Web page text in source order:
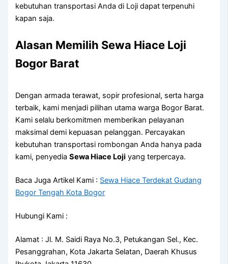
kebutuhan transportasi Anda di Loji dapat terpenuhi
kapan saja.
Alasan Memilih Sewa Hiace Loji
Bogor Barat
Dengan armada terawat, sopir profesional, serta harga
terbaik, kami menjadi pilihan utama warga Bogor Barat.
Kami selalu berkomitmen memberikan pelayanan
maksimal demi kepuasan pelanggan. Percayakan
kebutuhan transportasi rombongan Anda hanya pada
kami, penyediaSewa Hiace Loji yang terpercaya.
Baca Juga Artikel Kami : Sewa Hiace Terdekat Gudang
Bogor Tengah Kota Bogor
Hubungi Kami :
Alamat : Jl. M. Saidi Raya No.3, Petukangan Sel., Kec.
Pesanggrahan, Kota Jakarta Selatan, Daerah Khusus